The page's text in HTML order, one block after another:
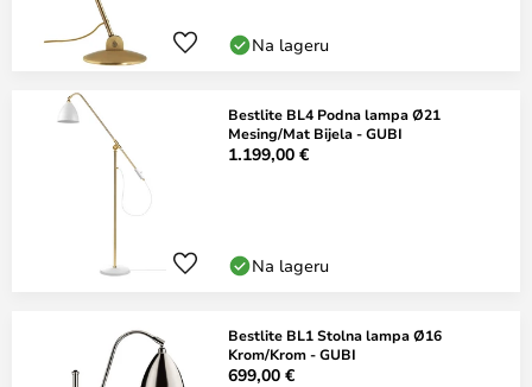
Na lageru
Bestlite BL4 Podna lampa Ø21
Mesing/Mat Bijela - GUBI
1.199,00 €
Na lageru
Bestlite BL1 Stolna lampa Ø16
Krom/Krom - GUBI
699,00 €